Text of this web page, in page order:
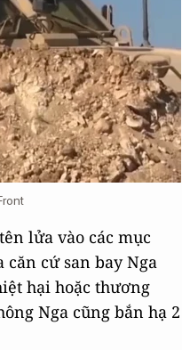
lửa vào các mục
cứ san bay Nga
hại hoặc thương
Nga cũng bắn hạ 2